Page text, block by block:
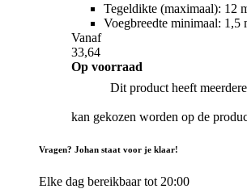
Tegeldikte (maximaal): 12
Voegbreedte minimaal: 1,5
Vanaf
33,64
Op voorraad
Dit product heeft
kan gekozen worden op de
Vragen? Johan staat voor je klaar!
Elke dag bereikbaar tot 20:00